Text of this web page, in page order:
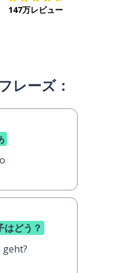
147万レビュー
レーズ：
はどう？
geht?